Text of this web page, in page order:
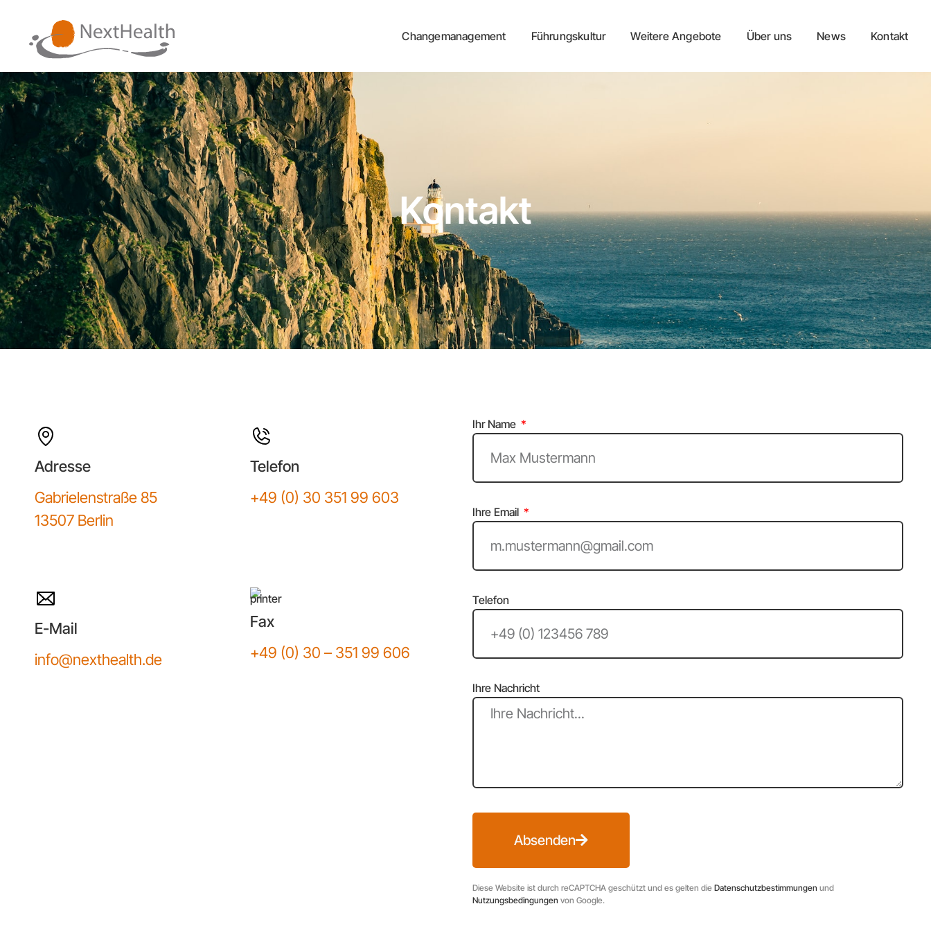
Changemanagement Führungskultur Weitere Angebote Über uns News Kontakt
Kontakt
Adresse
Gabrielenstraße 85
13507 Berlin
Telefon
+49 (0) 30 351 99 603
E-Mail
info@nexthealth.de
Fax
+49 (0) 30 – 351 99 606
Ihr Name
Ihre Email
Telefon
Ihre Nachricht
Absenden
Diese Website ist durch reCAPTCHA geschützt und es gelten die Datenschutzbestimmungen und
Nutzungsbedingungen von Google.